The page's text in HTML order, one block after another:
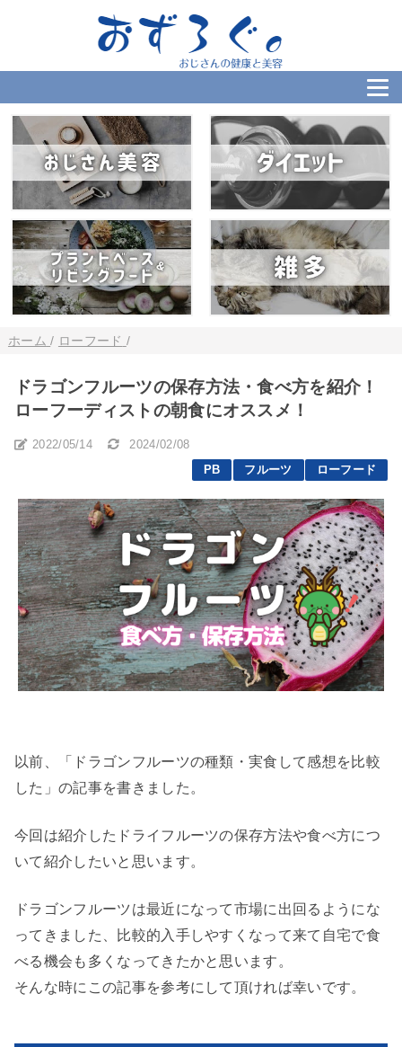
ホーム / ローフード /
ドラゴンフルーツの保存方法・食べ方を紹介！
ローフーディストの朝食にオススメ！
2022/05/14
2024/02/08
PB
フルーツ ローフード
以前、「ドラゴンフルーツの種類・実食して感想を比較
した」の記事を書きました。
今回は紹介したドライフルーツの保存方法や食べ方につ
いて紹介したいと思います。
ドラゴンフルーツは最近になって市場に出回るようにな
ってきました、比較的入手しやすくなって来て自宅で食
べる機会も多くなってきたかと思います。
そんな時にこの記事を参考にして頂ければ幸いです。